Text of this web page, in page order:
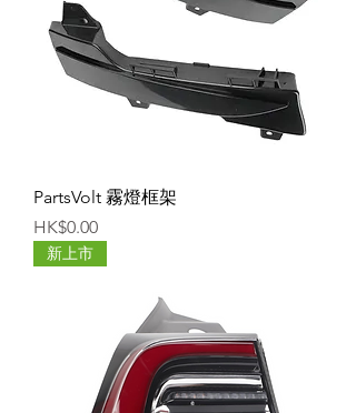
PartsVolt 霧燈框架
價格
HK$0.00
新上市